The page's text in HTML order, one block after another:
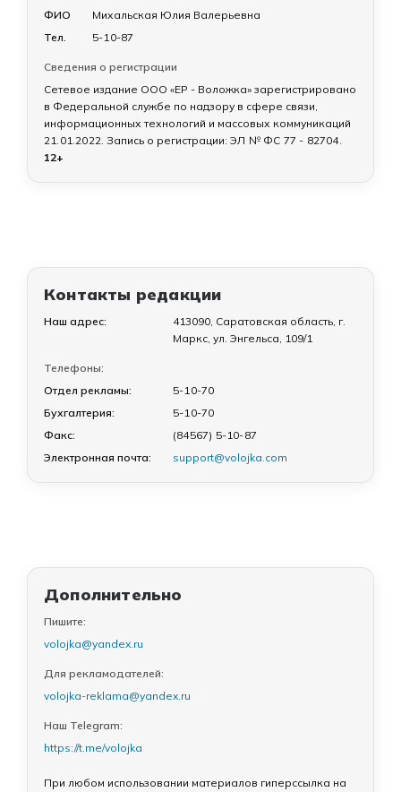
ФИО
Михальская Юлия Валерьевна
Тел.
5-10-87
Сведения о регистрации
Сетевое издание ООО «ЕР - Воложка» зарегистрировано
в Федеральной службе по надзору в сфере связи,
информационных технологий и массовых коммуникаций
21.01.2022. Запись о регистрации: ЭЛ № ФС 77 - 82704.
12+
Контакты редакции
Наш адрес:
413090, Саратовская область, г.
Маркс, ул. Энгельса, 109/1
Телефоны:
Отдел рекламы:
5-10-70
Бухгалтерия:
5-10-70
Факс:
(84567) 5-10-87
Электронная почта:
support@volojka.com
Дополнительно
Пишите:
volojka@yandex.ru
Для рекламодателей:
volojka-reklama@yandex.ru
Наш Telegram:
https://t.me/volojka
При любом использовании материалов гиперссылка на